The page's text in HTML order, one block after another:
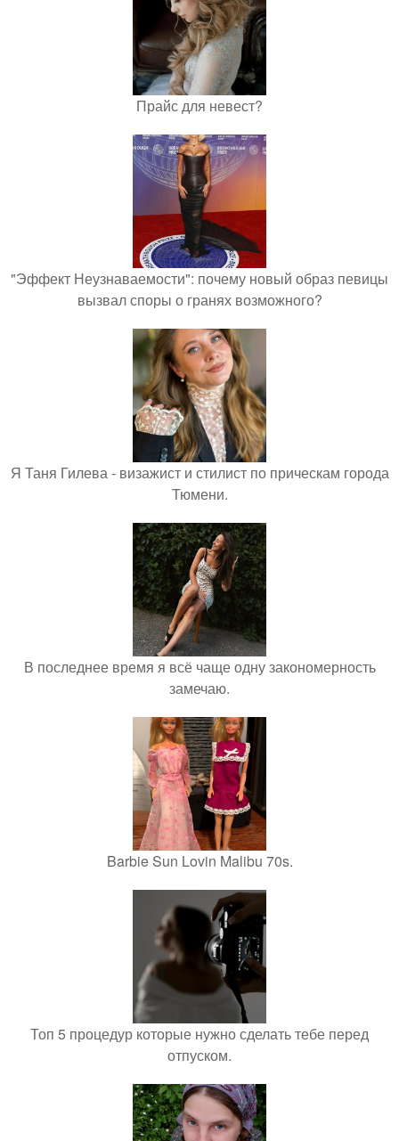
Прайс для невест?
"Эффект Неузнаваемости": почему новый образ певицы
вызвал споры о гранях возможного?
Я Таня Гилева - визажист и стилист по прическам города
Тюмени.
В последнее время я всё чаще одну закономерность
замечаю.
Barbie Sun Lovin Malibu 70s.
Топ 5 процедур которые нужно сделать тебе перед
отпуском.